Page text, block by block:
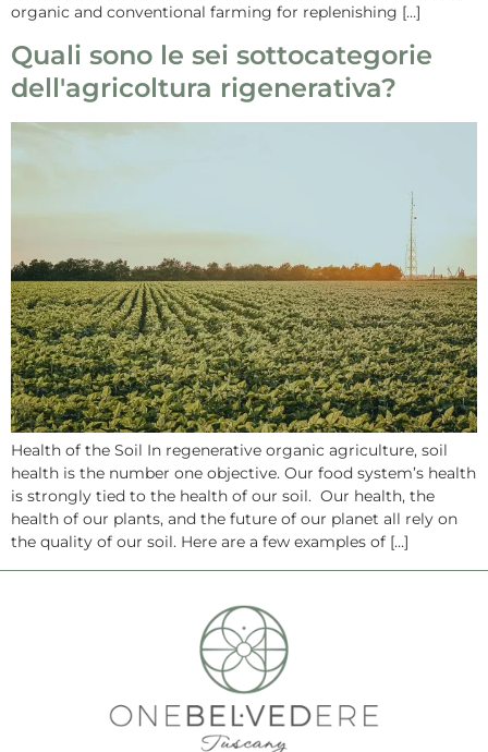
organic and conventional farming for replenishing […]
Quali sono le sei sottocategorie
dell'agricoltura rigenerativa?
Health of the Soil In regenerative organic agriculture, soil
health is the number one objective. Our food system’s health
is strongly tied to the health of our soil. Our health, the
health of our plants, and the future of our planet all rely on
the quality of our soil. Here are a few examples of […]